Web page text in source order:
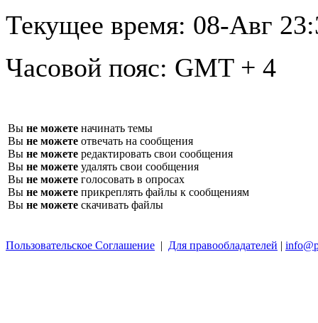
Текущее время: 08-Авг
Часовой пояс: GMT + 4
Вы не можете начинать темы
Вы не можете отвечать на сообщения
Вы не можете редактировать свои сообщения
Вы не можете удалять свои сообщения
Вы не можете голосовать в опросах
Вы не можете прикреплять файлы к сообщениям
Вы не можете скачивать файлы
Пользовательское Соглашение | Для правообладателей |